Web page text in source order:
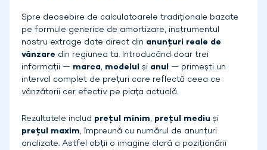
Spre deosebire de calculatoarele tradiționale bazate
pe formule generice de amortizare, instrumentul
nostru extrage date direct din anunțuri reale de
vânzare din regiunea ta. Introducând doar trei
informații — marca, modelul și anul — primești un
interval complet de prețuri care reflectă ceea ce
vânzătorii cer efectiv pe piața actuală.
Rezultatele includ prețul minim, prețul mediu și
prețul maxim, împreună cu numărul de anunțuri
analizate. Astfel obții o imagine clară a poziționării